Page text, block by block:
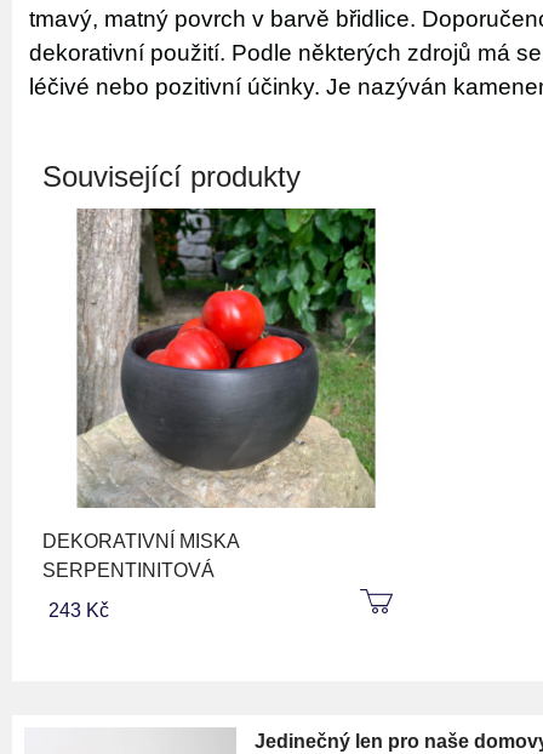
tmavý, matný povrch v barvě břidlice.
dekorativní použití. Podle některých zdrojů má
léčivé nebo pozitivní účinky. Je nazýván
Související produkty
DEKORATIVNÍ MISKA
SERPENTINITOVÁ
243 Kč
Jedinečný len pro naše